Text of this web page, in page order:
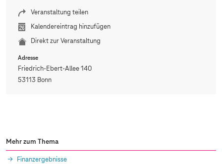
Veranstaltung teilen
Kalendereintrag hinzufügen
Direkt zur Veranstaltung
Adresse
Friedrich-Ebert-Allee 140
53113 Bonn
Mehr zum Thema
Finanzergebnisse